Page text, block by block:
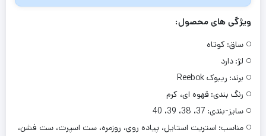
ویژگی های محصول:
ساق: کوتاه
لژ: دارد
برند: ریبوک Reebok
رنگ بندی: قهوه ای، کرم
سایز-بندی: 37، 38، 39، 40
مناسب: استریت استایل، پیاده روی، روزمره، ست اسپرت، ست فشن،